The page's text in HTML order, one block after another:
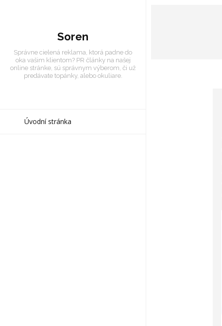
Soren
Správne cielená reklama, ktorá padne do
oka vašim klientom? PR články na našej
online stránke, sú správnym výberom, či už
predávate topánky, alebo okuliare.
Úvodní stránka